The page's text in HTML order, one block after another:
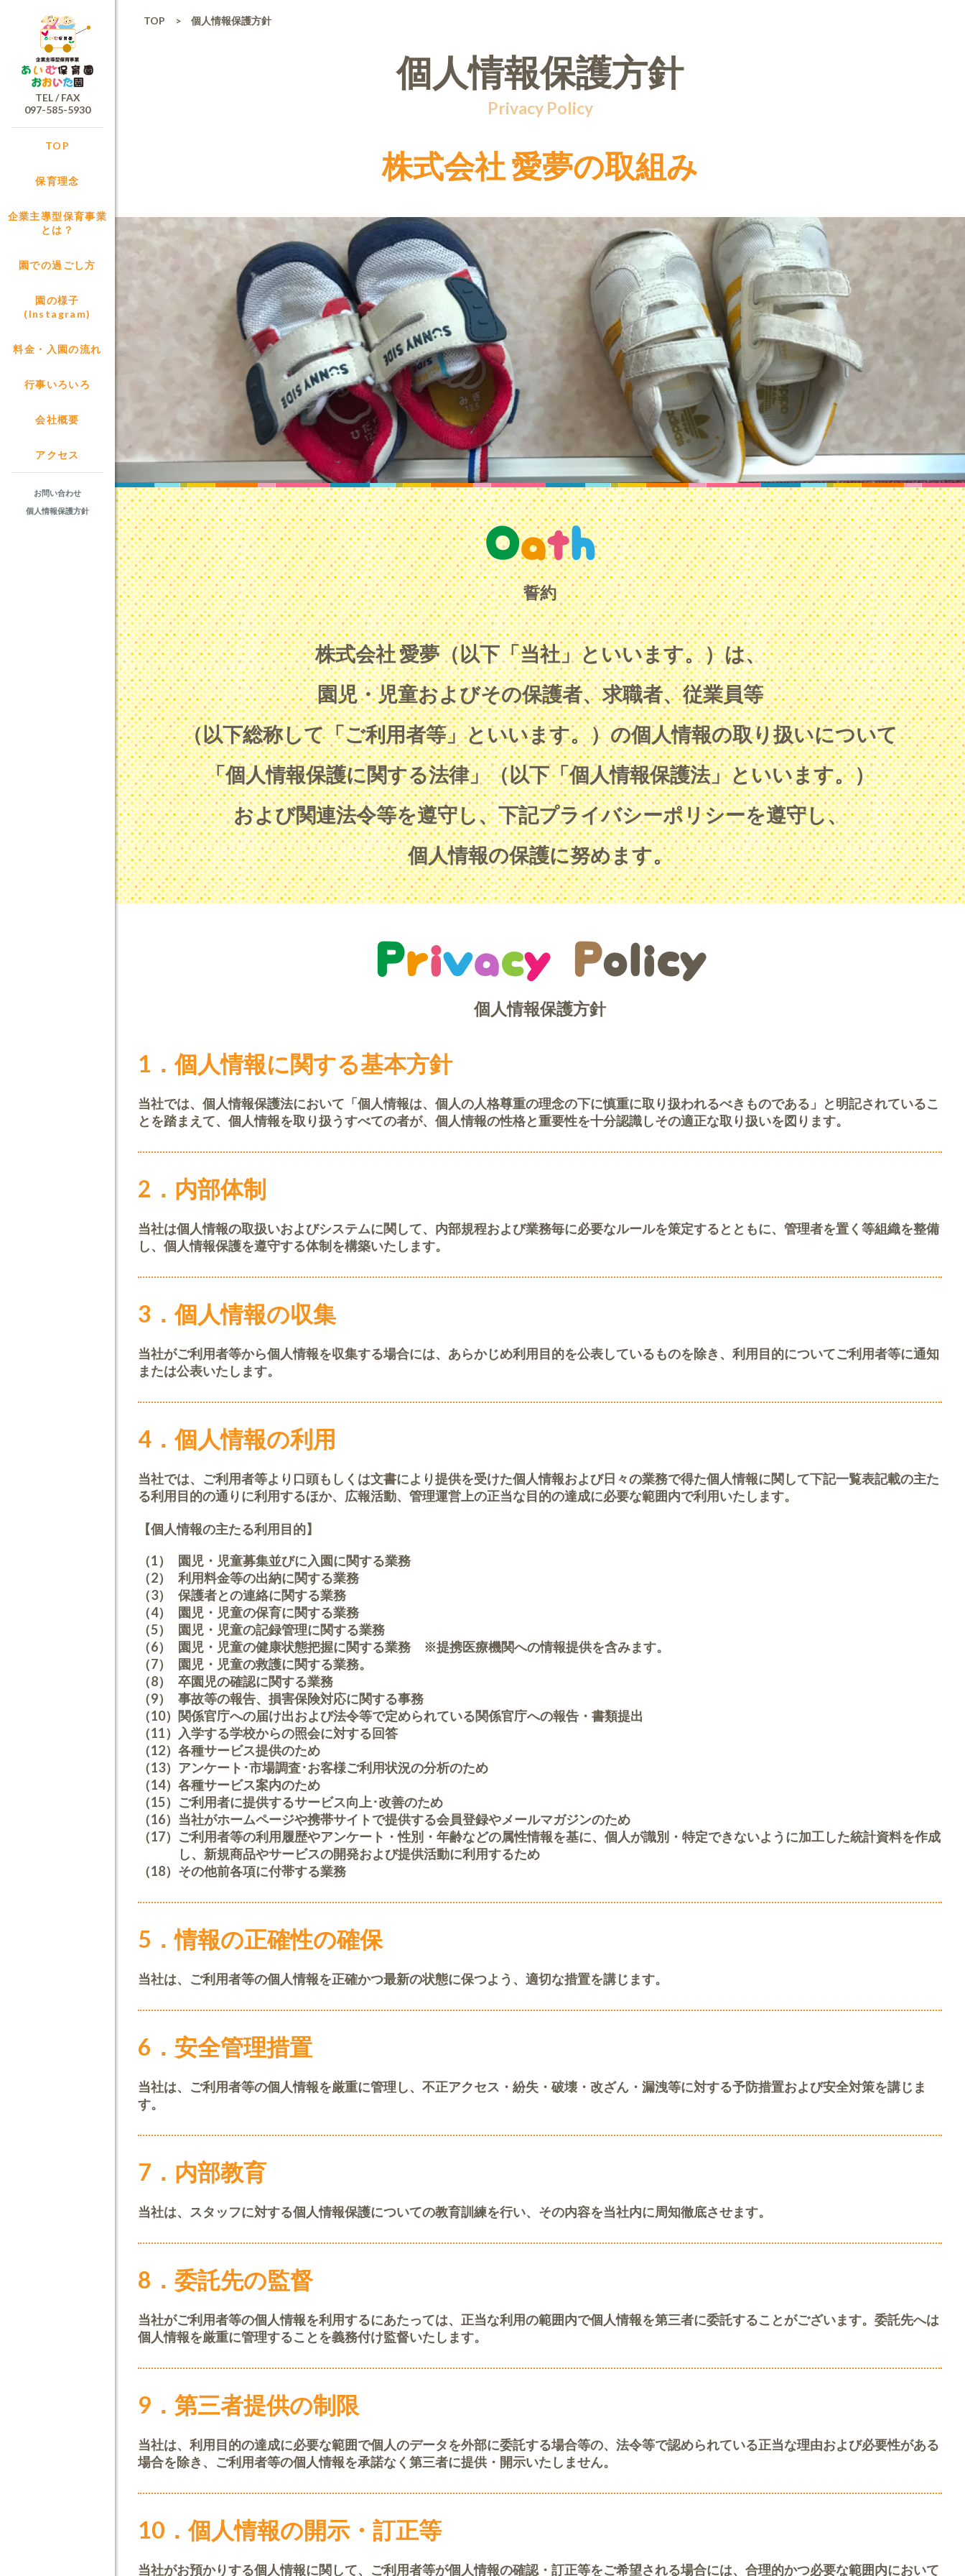
TEL / FAX
097-585-5930
TOP
保育理念
企業主導型保育事業
とは？
園での過ごし方
園の様子
(Instagram)
料金・入園の流れ
行事いろいろ
会社概要
アクセス
お問い合わせ
個人情報保護方針
TOP > 個人情報保護方針
個人情報保護方針
Privacy Policy
株式会社 愛夢の取組み
Oath
誓約
株式会社 愛夢（以下「当社」といいます。）は、
園児・児童およびその保護者、求職者、従業員等
（以下総称して「ご利用者等」といいます。）の個人情報の取り扱いについて
「個人情報保護に関する法律」（以下「個人情報保護法」といいます。）
および関連法令等を遵守し、下記プライバシーポリシーを遵守し、
個人情報の保護に努めます。
Privacy Policy
個人情報保護方針
1．個人情報に関する基本方針
当社では、個人情報保護法において「個人情報は、個人の人格尊重の理念の下に慎重に取り扱われるべきものである」と明記されているこ
とを踏まえて、個人情報を取り扱うすべての者が、個人情報の性格と重要性を十分認識しその適正な取り扱いを図ります。
2．内部体制
当社は個人情報の取扱いおよびシステムに関して、内部規程および業務毎に必要なルールを策定するとともに、管理者を置く等組織を整備
し、個人情報保護を遵守する体制を構築いたします。
3．個人情報の収集
当社がご利用者等から個人情報を収集する場合には、あらかじめ利用目的を公表しているものを除き、利用目的についてご利用者等に通知
または公表いたします。
4．個人情報の利用
当社では、ご利用者等より口頭もしくは文書により提供を受けた個人情報および日々の業務で得た個人情報に関して下記一覧表記載の主た
る利用目的の通りに利用するほか、広報活動、管理運営上の正当な目的の達成に必要な範囲内で利用いたします。
【個人情報の主たる利用目的】
（1）
園児・児童募集並びに入園に関する業務
（2）
利用料金等の出納に関する業務
（3）
保護者との連絡に関する業務
（4）
園児・児童の保育に関する業務
（5）
園児・児童の記録管理に関する業務
（6）
園児・児童の健康状態把握に関する業務 ※提携医療機関への情報提供を含みます。
（7）
園児・児童の救護に関する業務。
（8）
卒園児の確認に関する業務
（9）
事故等の報告、損害保険対応に関する事務
（10） 関係官庁への届け出および法令等で定められている関係官庁への報告・書類提出
（11）
入学する学校からの照会に対する回答
（12） 各種サービス提供のため
（13） アンケート･市場調査･お客様ご利用状況の分析のため
（14） 各種サービス案内のため
（15） ご利用者に提供するサービス向上･改善のため
（16） 当社がホームページや携帯サイトで提供する会員登録やメールマガジンのため
（17） ご利用者等の利用履歴やアンケート・性別・年齢などの属性情報を基に、個人が識別・特定できないように加工した統計資料を作成
し、新規商品やサービスの開発および提供活動に利用するため
（18） その他前各項に付帯する業務
5．情報の正確性の確保
当社は、ご利用者等の個人情報を正確かつ最新の状態に保つよう、適切な措置を講じます。
6．安全管理措置
当社は、ご利用者等の個人情報を厳重に管理し、不正アクセス・紛失・破壊・改ざん・漏洩等に対する予防措置および安全対策を講じま
す。
7．内部教育
当社は、スタッフに対する個人情報保護についての教育訓練を行い、その内容を当社内に周知徹底させます。
8．委託先の監督
当社がご利用者等の個人情報を利用するにあたっては、正当な利用の範囲内で個人情報を第三者に委託することがございます。委託先へは
個人情報を厳重に管理することを義務付け監督いたします。
9．第三者提供の制限
当社は、利用目的の達成に必要な範囲で個人のデータを外部に委託する場合等の、法令等で認められている正当な理由および必要性がある
場合を除き、ご利用者等の個人情報を承諾なく第三者に提供・開示いたしません。
10．個人情報の開示・訂正等
当社がお預かりする個人情報に関して、ご利用者等が個人情報の確認・訂正等をご希望される場合には、合理的かつ必要な範囲内において